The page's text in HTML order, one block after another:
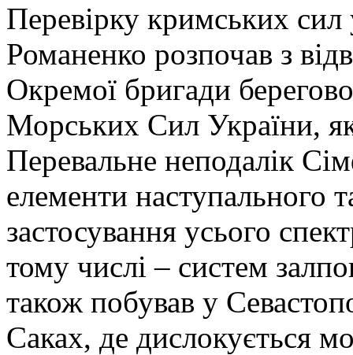
Перевірку кримських сил
Романенко розпочав з
Окремої бригади
Морських Сил України,
Перевальне неподалік
елементи наступального
застосування усього
тому числі – систем
також побував у
Саках, де дислокується